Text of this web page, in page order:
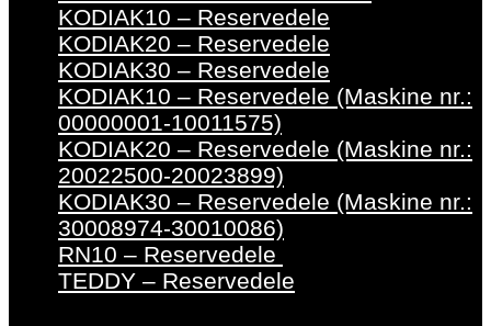
KODIAK10 – Reservedele
KODIAK20 – Reservedele
KODIAK30 – Reservedele
KODIAK10 – Reservedele (Maskine nr.:
00000001-10011575)
KODIAK20 – Reservedele (Maskine nr.:
20022500-20023899)
KODIAK30 – Reservedele (Maskine nr.:
30008974-30010086)
RN10 – Reservedele
TEDDY – Reservedele